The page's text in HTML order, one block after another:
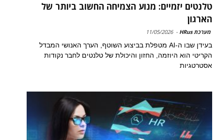
טלנטים יזמיים: מנוע הצמיחה החשוב ביותר של
הארגון
מערכת HRus -
11/05/2026
בעידן שבו ה-AI מטפלת בביצוע השוטף, הערך האנושי המבדל
הקריטי הוא היוזמה, החזון והיכולת של טלנטים לחבר נקודות
אסטרטגיות